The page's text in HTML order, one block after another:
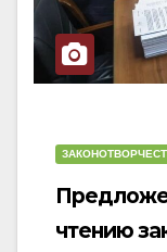
чтению